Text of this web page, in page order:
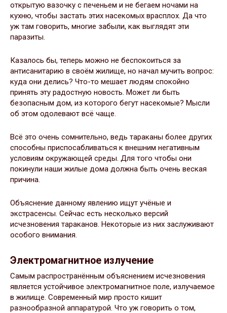
открытую вазочку с печеньем и не бегаем ночами на
кухню, чтобы застать этих насекомых врасплох. Да что
уж там говорить, многие забыли, как выглядят эти
паразиты.
Казалось бы, теперь можно не беспокоиться за
антисанитарию в своём жилище, но начал мучить вопрос:
куда они делись? Что-то мешает людям спокойно
принять эту радостную новость. Может ли быть
безопасным дом, из которого бегут насекомые? Мысли
об этом одолевают всё чаще.
Всё это очень сомнительно, ведь тараканы более других
способны приспосабливаться к внешним негативным
условиям окружающей среды. Для того чтобы они
покинули наши жилые дома должна быть очень веская
причина.
Объяснение данному явлению ищут учёные и
экстрасенсы. Сейчас есть несколько версий
исчезновения тараканов. Некоторые из них заслуживают
особого внимания.
Электромагнитное излучение
Самым распространённым объяснением исчезновения
является устойчивое электромагнитное поле, излучаемое
в жилище. Современный мир просто кишит
разнообразной аппаратурой. Что уж говорить о том,